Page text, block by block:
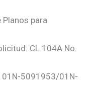
para
CL 104A No.
01N-5091953/01N-